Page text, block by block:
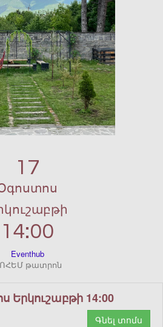
17
14:00
Eventhub
թատրոն
Երկուշաբթի 14:00
Գնել տոմս